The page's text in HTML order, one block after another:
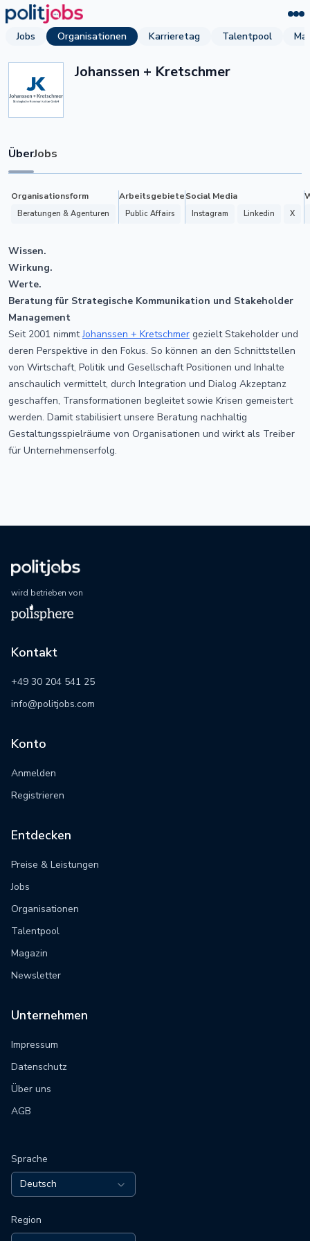
Jobs Organisationen Karrieretag Talentpool
Johanssen + Kretschmer
ÜberJobs
Organisationsform
Beratungen & Agenturen
Arbeitsgebiete
Public Affairs
Social Media
Instagram Linkedin X
Wissen.
Wirkung.
Werte.
Beratung für Strategische Kommunikation und Stakeholder
Management
Seit 2001 nimmtJohanssen + Kretschmer gezielt Stakeholder und
deren Perspektive in den Fokus. So können an den Schnittstellen
von Wirtschaft, Politik und Gesellschaft Positionen und Inhalte
anschaulich vermittelt, durch Integration und Dialog Akzeptanz
geschaffen, Transformationen begleitet sowie Krisen gemeistert
werden. Damit stabilisiert unsere Beratung nachhaltig
Gestaltungsspielräume von Organisationen und wirkt als Treiber
für Unternehmenserfolg.
wird betrieben von
Kontakt
+49 30 204 541 25
info@politjobs.com
Konto
Anmelden
Registrieren
Entdecken
Preise & Leistungen
Jobs
Organisationen
Talentpool
Magazin
Newsletter
Unternehmen
Impressum
Datenschutz
Über uns
AGB
Sprache
Deutsch
Region